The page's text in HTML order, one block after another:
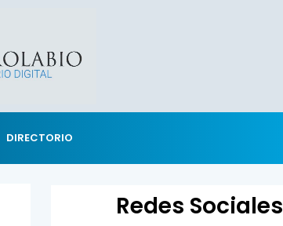
DIRECTORIO
Redes Sociales